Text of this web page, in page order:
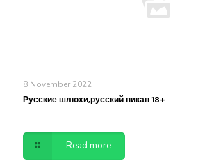
8 November 2022
Русские шлюхи,русский пикап 18+
Read more